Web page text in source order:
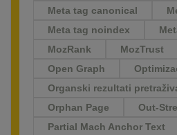
Meta tag canonical
Meta tag noindex
MozRank
MozTrust
Open Graph
Organski rezultati
Orphan Page
Out-
Partial Mach Anchor Text